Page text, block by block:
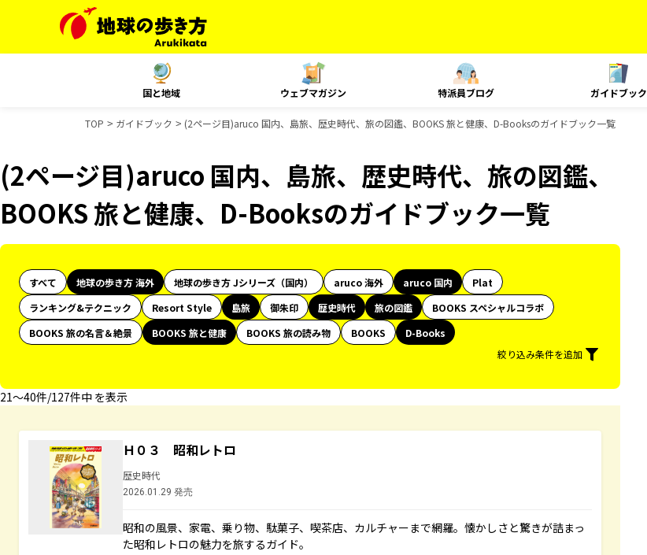
国と地域 ウェブマガジン 特派員ブログ ガイドブック
TOP ガイドブック (2ページ目)aruco 国内、島旅、歴史時代、旅の図鑑、BOOKS 旅と健康、D-Booksのガイドブック一覧
(2ページ目)aruco 国内、島旅、歴史時代、旅の図鑑、
BOOKS 旅と健康、D-Booksのガイドブック一覧
すべて 地球の歩き方 海外 地球の歩き方 Jシリーズ（国内） aruco 海外 aruco 国内
Plat
ランキング&テクニック
Resort Style 島旅 御朱印 歴史時代 旅の図鑑
BOOKS スペシャルコラボ
BOOKS 旅の名言＆絶景
BOOKS 旅と健康 BOOKS 旅の読み物 BOOKS
D-Books
絞り込み条件を追加
21〜40件/127件中 を表示
Ｈ０３ 昭和レトロ
歴史時代
2026.01.29 発売
昭和の風景、家電、乗り物、駄菓子、喫茶店、カルチャーまで網羅。懐かしさと驚きが詰まっ
た昭和レトロの魅力を旅するガイド。